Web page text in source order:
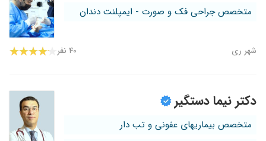
متخصص جراحی فک و صورت - ایمپلنت دندان
شهر ری ۴۰ نفر
دکتر نیما دستگیر
متخصص بیماریهای عفونی و تب دار